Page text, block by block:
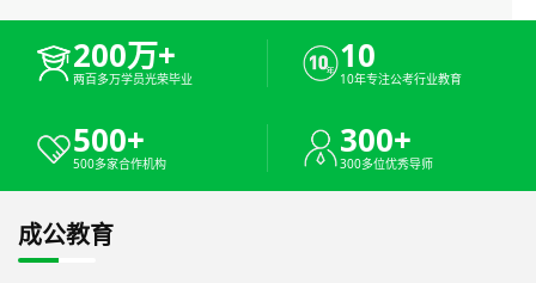
200万+
两百多万学员光荣毕业
10
10年专注公考行业教育
500+
500多家合作机构
300+
300多位优秀导师
成公教育